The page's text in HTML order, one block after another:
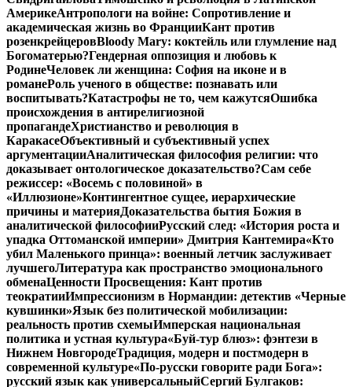
АмерикеАнтропологи на войне: Сопротивление и
академическая жизнь во ФранцииКант против
розенкрейцеровBloody Mary: коктейль или глумление над
Богоматерью?Гендерная оппозиция и любовь к
РодинеЧеловек ли женщина: София на иконе и в
романеРоль ученого в обществе: познавать или
воспитывать?Катастрофы не то, чем кажутсяОшибка
происхождения в антирелигиозной
пропагандеХристианство и революция в
КаракасеОбъективный и субъективный успех
аргументацииАналитическая философия религии: что
доказывает онтологическое доказательство?Сам себе
режиссер: «Восемь с половиной» в
«Иллюзионе»Контингентное сущее, иерархические
причины и материяДоказательства бытия Божия в
аналитической философииРусский след: «История роста и
упадка Оттоманской империи» Дмитрия Кантемира«Кто
убил Маленького принца»: военный летчик заслуживает
лучшегоЛитература как пространство эмоционального
обменаЦенности Просвещения: Кант против
теократииИмпрессионизм в Нормандии: детектив «Черные
кувшинки»Язык без политической мобилизации:
реальность против схемыИмперская национальная
политика и устная культура«Буй-тур блюз»: фэнтези в
Нижнем НовгородеТрадиция, модерн и постмодерн в
современной культуре«По-русски говорите ради Бога»:
русский язык как универсальныйСергий Булгаков: